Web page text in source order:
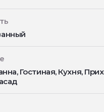
Гостиная, Кухня,